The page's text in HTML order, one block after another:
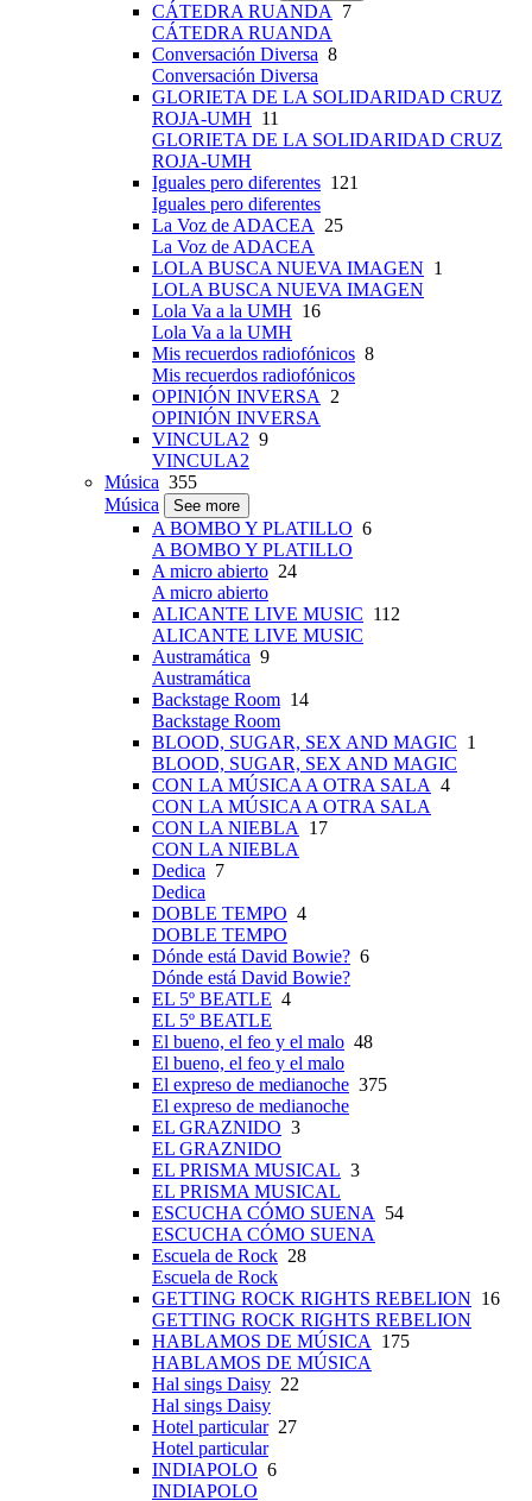
CÁTEDRA RUANDA
7
CÁTEDRA RUANDA
Conversación Diversa 8
Conversación Diversa
GLORIETA DE LA SOLIDARIDAD CRUZ
ROJA-UMH 11
GLORIETA DE LA SOLIDARIDAD CRUZ
ROJA-UMH
Iguales pero diferentes 121
Iguales pero diferentes
La Voz de ADACEA
25
La Voz de ADACEA
LOLA BUSCA NUEVA IMAGEN 1
LOLA BUSCA NUEVA IMAGEN
Lola Va a la UMH 16
Lola Va a la UMH
Mis recuerdos radiofónicos 8
Mis recuerdos radiofónicos
OPINIÓN INVERSA
2
OPINIÓN INVERSA
VINCULA2 9
VINCULA2
Música 355
Música
See more
A BOMBO Y PLATILLO 6
A BOMBO Y PLATILLO
A micro abierto 24
A micro abierto
ALICANTE LIVE MUSIC 112
ALICANTE LIVE MUSIC
Austramática 9
Austramática
Backstage Room 14
Backstage Room
BLOOD, SUGAR, SEX AND MAGIC 1
BLOOD, SUGAR, SEX AND MAGIC
CON LA MÚSICA A OTRA SALA 4
CON LA MÚSICA A OTRA SALA
CON LA NIEBLA
17
CON LA NIEBLA
Dedica 7
Dedica
DOBLE TEMPO 4
DOBLE TEMPO
Dónde está David Bowie? 6
Dónde está David Bowie?
EL 5º BEATLE 4
EL 5º BEATLE
El bueno, el feo y el malo 48
El bueno, el feo y el malo
El expreso de medianoche 375
El expreso de medianoche
EL GRAZNIDO 3
EL GRAZNIDO
EL PRISMA MUSICAL 3
EL PRISMA MUSICAL
ESCUCHA CÓMO SUENA
54
ESCUCHA CÓMO SUENA
Escuela de Rock 28
Escuela de Rock
GETTING ROCK RIGHTS REBELION 16
GETTING ROCK RIGHTS REBELION
HABLAMOS DE MÚSICA
175
HABLAMOS DE MÚSICA
Hal sings Daisy 22
Hal sings Daisy
Hotel particular27
Hotel particular
INDIAPOLO 6
INDIAPOLO